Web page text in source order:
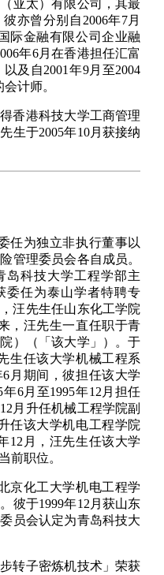
亚太）有限公司，其最
亦曾分别自2006年7月
际金融有限公司企业融
年6月在香港担任汇富
及自2001年9月至2004
计师。
香港科技大学工商管理
生于2005年10月获接纳
任为独立非执行董事以
管理委员会各自成员。
岛科技大学工程学部主
委任为泰山学者特聘专
汪先生任山东化工学院
，汪先生一直任职于青
）（「该大学」）。于
生任该大学机械工程系
6月期间，彼担任该大学
6月至1995年12月担任
月升任机械工程学院副
任该大学机电工程学院
12月，汪先生任该大学
前职位。
京化工大学机电工程学
彼于1999年12月获山东
员会认定为青岛科技大
转子密炼机技术」荣获